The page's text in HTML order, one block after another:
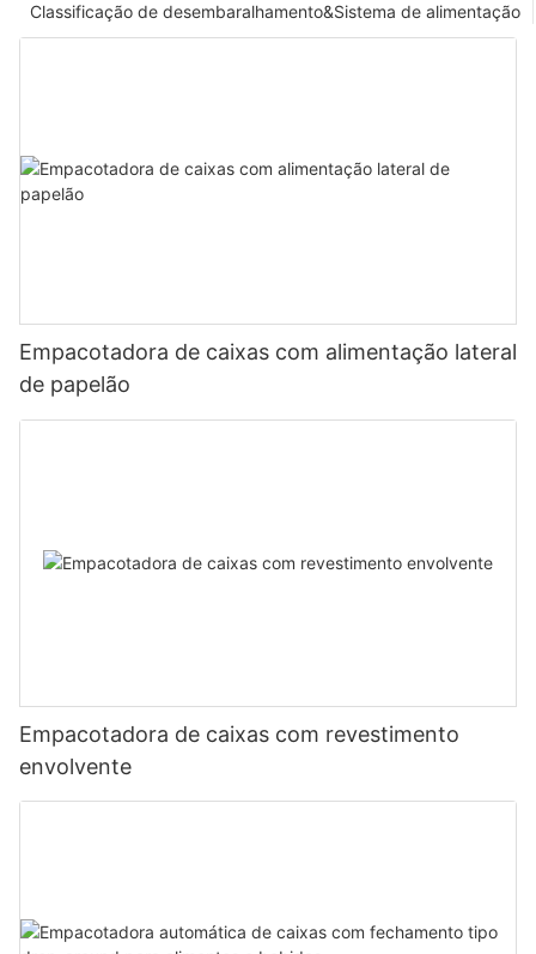
Classificação de desembaralhamento&Sistema de alimentação
Empacotadora de caixas com alimentação lateral
de papelão
Empacotadora de caixas com revestimento
envolvente